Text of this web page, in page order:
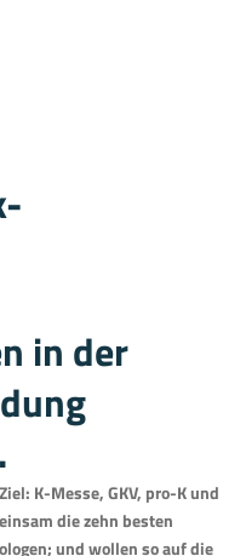
in der
K-Messe, GKV, pro-K und
die zehn besten
und wollen so auf die